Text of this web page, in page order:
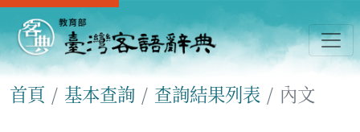
首頁 基本查詢 查詢結果列表 內文